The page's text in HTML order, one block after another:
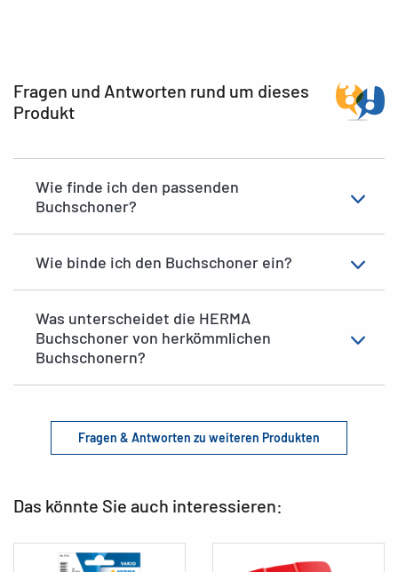
Fragen und Antworten rund um dieses
Produkt
Wie finde ich den passenden
Buchschoner?
Wie binde ich den Buchschoner ein?
Was unterscheidet die HERMA
Buchschoner von herkömmlichen
Buchschonern?
Fragen & Antworten zu weiteren Produkten
Das könnte Sie auch interessieren: